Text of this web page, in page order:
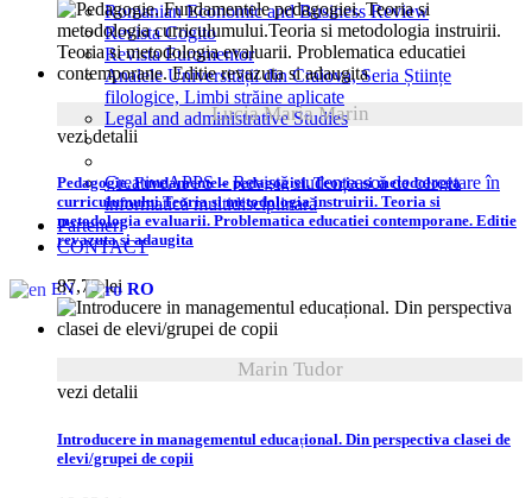
Romanian Economic and Business Review
Revista Cogito
Revista Euromentor
Analele Universității din Craiova, Seria Științe
filologice, Limbi străine aplicate
Legal and administrative Studies
CreativeAPPS – Revistă studențească de cercetare în
informatică multidisciplinară
Parteneri
CONTACT
EN RO
Lucia Maria Marin
vezi detalii
Pedagogie. Fundamentele pedagogiei. Teoria si metodologia
curriculumului.Teoria si metodologia instruirii. Teoria si
metodologia evaluarii. Problematica educatiei contemporane. Editie
revazuta si adaugita
87,75lei
Marin Tudor
vezi detalii
Introducere in managementul educațional. Din perspectiva clasei de
elevi/grupei de copii